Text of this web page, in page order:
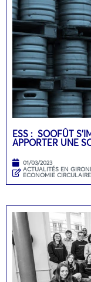
ESS : SOOFÛT
APPORTER UNE
01/03/2023
ACTUALITÉS EN
ECONOMIE CIRCULAIRE